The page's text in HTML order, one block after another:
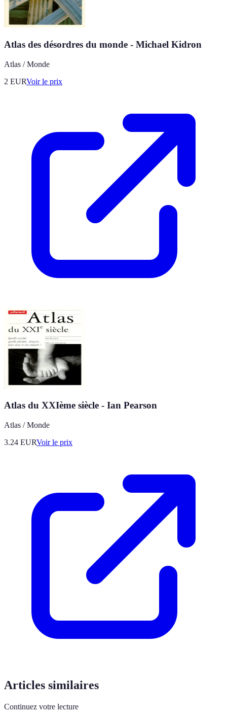
Atlas des désordres du monde - Michael Kidron
Atlas / Monde
2 EURVoir le prix
Atlas du XXIème siècle - Ian Pearson
Atlas / Monde
3.24 EURVoir le prix
Articles similaires
Continuez votre lecture